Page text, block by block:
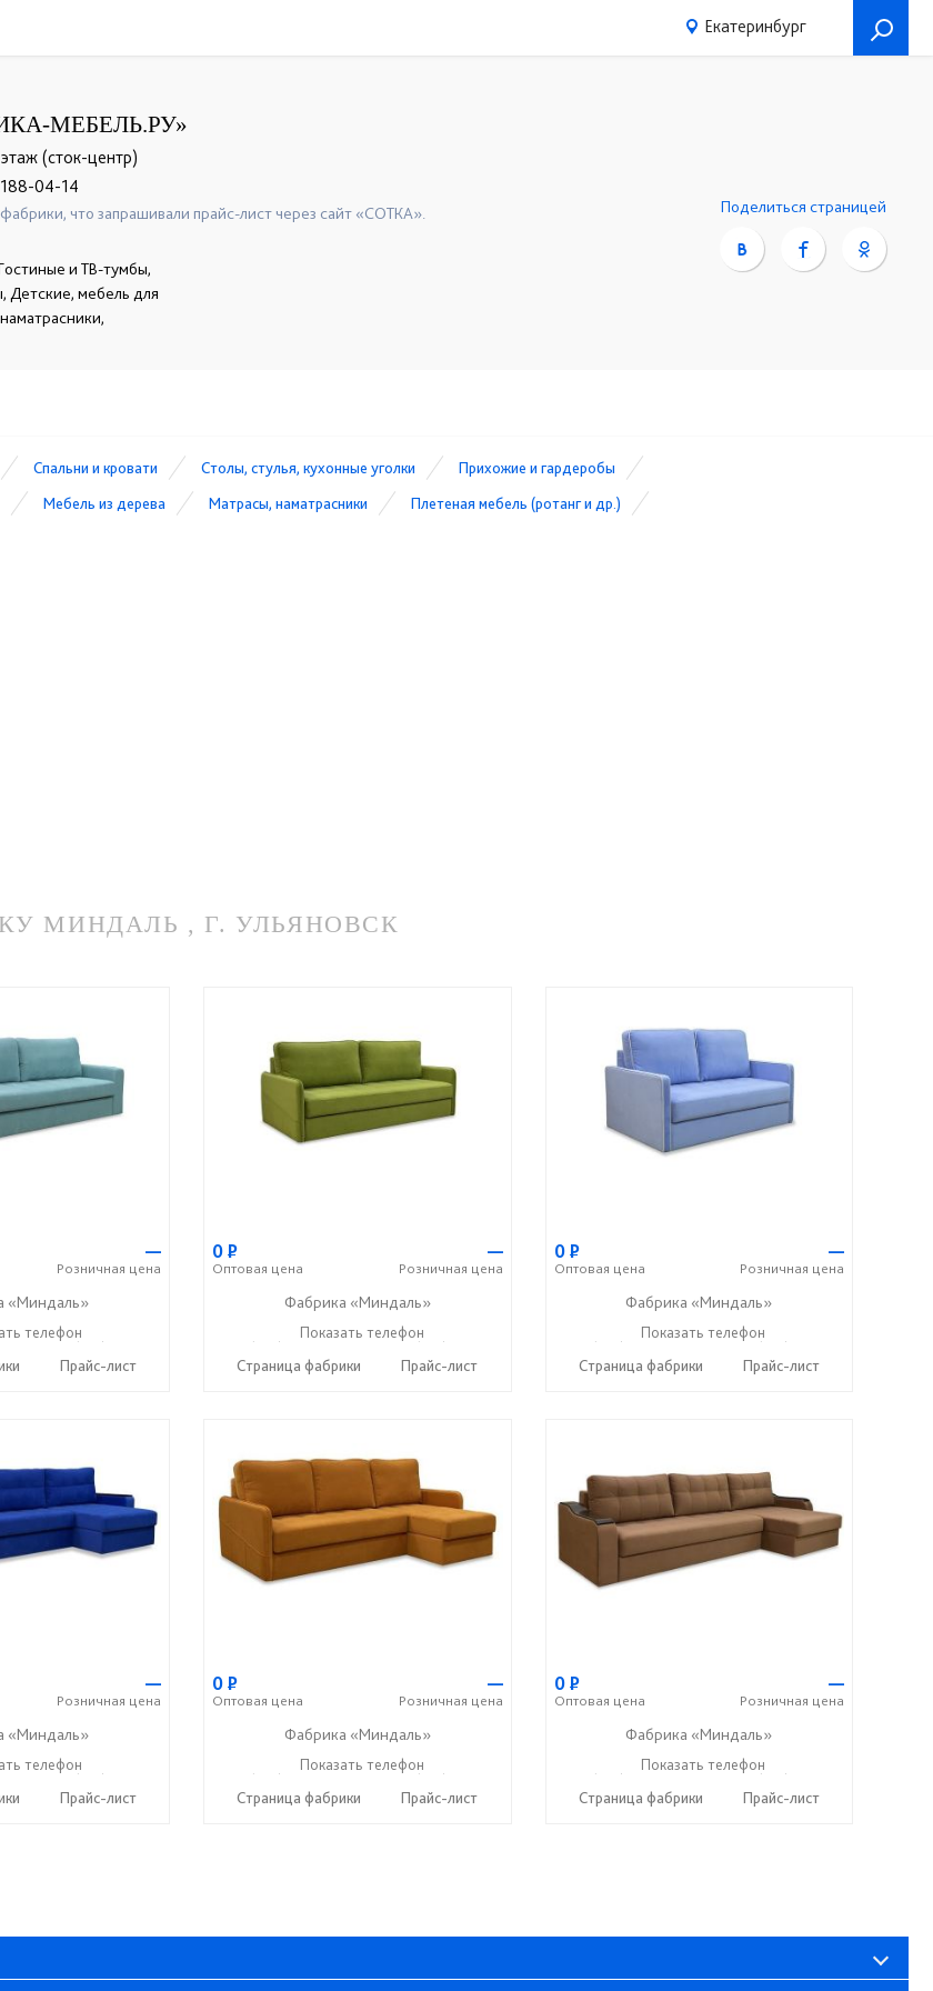
Екатеринбург
МЕБЕЛЬ.РУ»
(сток-центр)
04-14
что запрашивали прайс-лист через сайт «СОТКА».
и ТВ-тумбы,
Детские, мебель для
Поделиться страницей
Спальни и кровати Столы, стулья, кухонные уголки
Прихожие и гардеробы
Мебель из дерева Матрасы, наматрасники
Плетеная мебель (ротанг и др.)
МИНДАЛЬ , Г. УЛЬЯНОВСК
—
Розничная цена
«Миндаль»
☎+7 (917) 638-44-17
телефон
Прайс-лист
0Р
Оптовая цена
—
Розничная цена
Фабрика «Миндаль»
+7 (927) 630-62-82 ☎+7 (917) 638-44-17
Показать телефон
Страница фабрики
Прайс-лист
0Р
Оптовая цена
—
Розничная цена
Фабрика «Миндаль»
+7 (927) 630-62-82 ☎+7 (917) 638-44-17
Показать телефон
Страница фабрики
Прайс-лист
—
Розничная цена
«Миндаль»
☎+7 (917) 638-44-17
телефон
Прайс-лист
0Р
Оптовая цена
—
Розничная цена
Фабрика «Миндаль»
+7 (927) 630-62-82 ☎+7 (917) 638-44-17
Показать телефон
Страница фабрики
Прайс-лист
0Р
Оптовая цена
—
Розничная цена
Фабрика «Миндаль»
+7 (927) 630-62-82 ☎+7 (917) 638-44-17
Показать телефон
Страница фабрики
Прайс-лист